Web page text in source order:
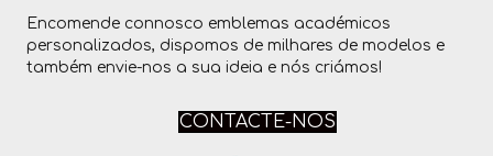
Encomende connosco emblemas académicos
personalizados, dispomos de milhares de modelos e
também envie-nos a sua ideia e nós criámos!
CONTACTE-NOS